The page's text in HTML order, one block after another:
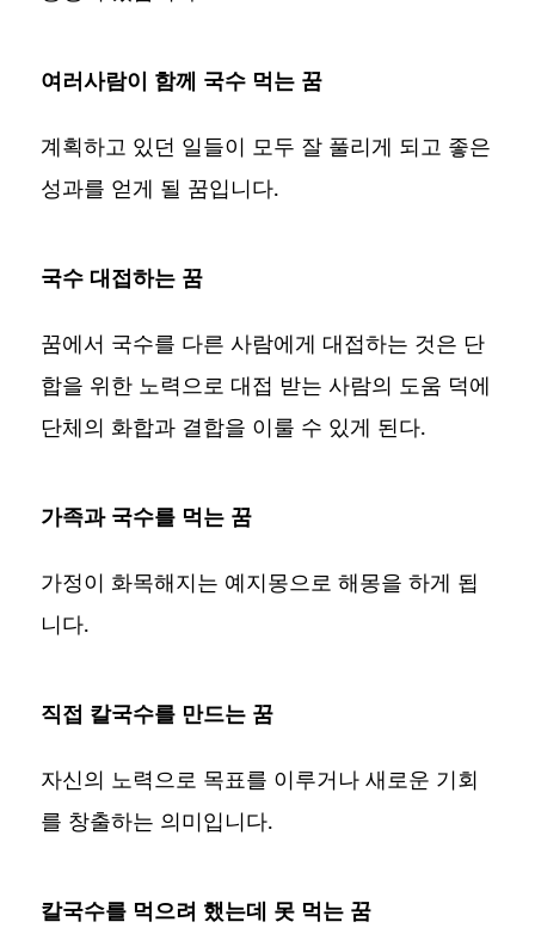
여러사람이 함께 국수 먹는 꿈
계획하고 있던 일들이 모두 잘 풀리게 되고 좋은
성과를 얻게 될 꿈입니다.
국수 대접하는 꿈
꿈에서 국수를 다른 사람에게 대접하는 것은 단
합을 위한 노력으로 대접 받는 사람의 도움 덕에
단체의 화합과 결합을 이룰 수 있게 된다.
가족과 국수를 먹는 꿈
가정이 화목해지는 예지몽으로 해몽을 하게 됩
니다.
직접 칼국수를 만드는 꿈
자신의 노력으로 목표를 이루거나 새로운 기회
를 창출하는 의미입니다.
칼국수를 먹으려 했는데 못 먹는 꿈